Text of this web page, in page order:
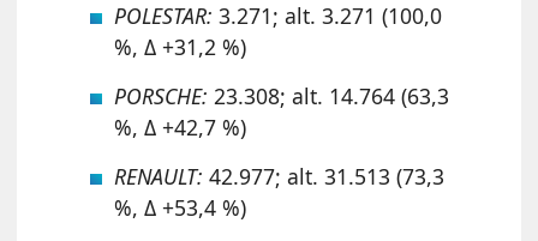
POLESTAR: 3.271; alt. 3.271 (100,0
%, Δ +31,2 %)
PORSCHE: 23.308; alt. 14.764 (63,3
%, Δ +42,7 %)
RENAULT: 42.977; alt. 31.513 (73,3
%, Δ +53,4 %)